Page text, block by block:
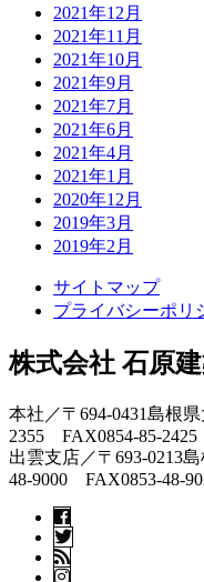
2021年12月
2021年11月
2021年10月
2021年9月
2021年7月
2021年6月
2021年4月
2021年1月
2020年12月
2019年3月
2019年2月
サイトマップ
プライバシーポリ
株式会社 石原
本社／〒694-0431島根
2355 FAX0854-85-2425
出雲支店／〒693-0213
48-9000 FAX0853-48-